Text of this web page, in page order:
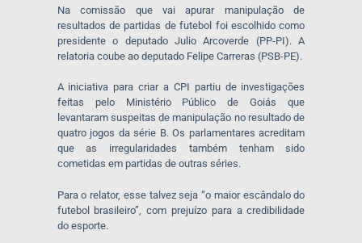
Na comissão que vai apurar manipulação de
resultados de partidas de futebol foi escolhido como
presidente o deputado Julio Arcoverde (PP-PI). A
relatoria coube ao deputado Felipe Carreras (PSB-PE).
A iniciativa para criar a CPI partiu de investigações
feitas pelo Ministério Público de Goiás que
levantaram suspeitas de manipulação no resultado de
quatro jogos da série B. Os parlamentares acreditam
que as irregularidades também tenham sido
cometidas em partidas de outras séries.
Para o relator, esse talvez seja “o maior escândalo do
futebol brasileiro”, com prejuízo para a credibilidade
do esporte.